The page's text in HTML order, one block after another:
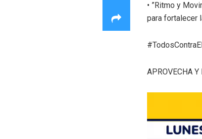
• ⁠”Ritmo y
para fortalecer
APROVECHA
vídeo